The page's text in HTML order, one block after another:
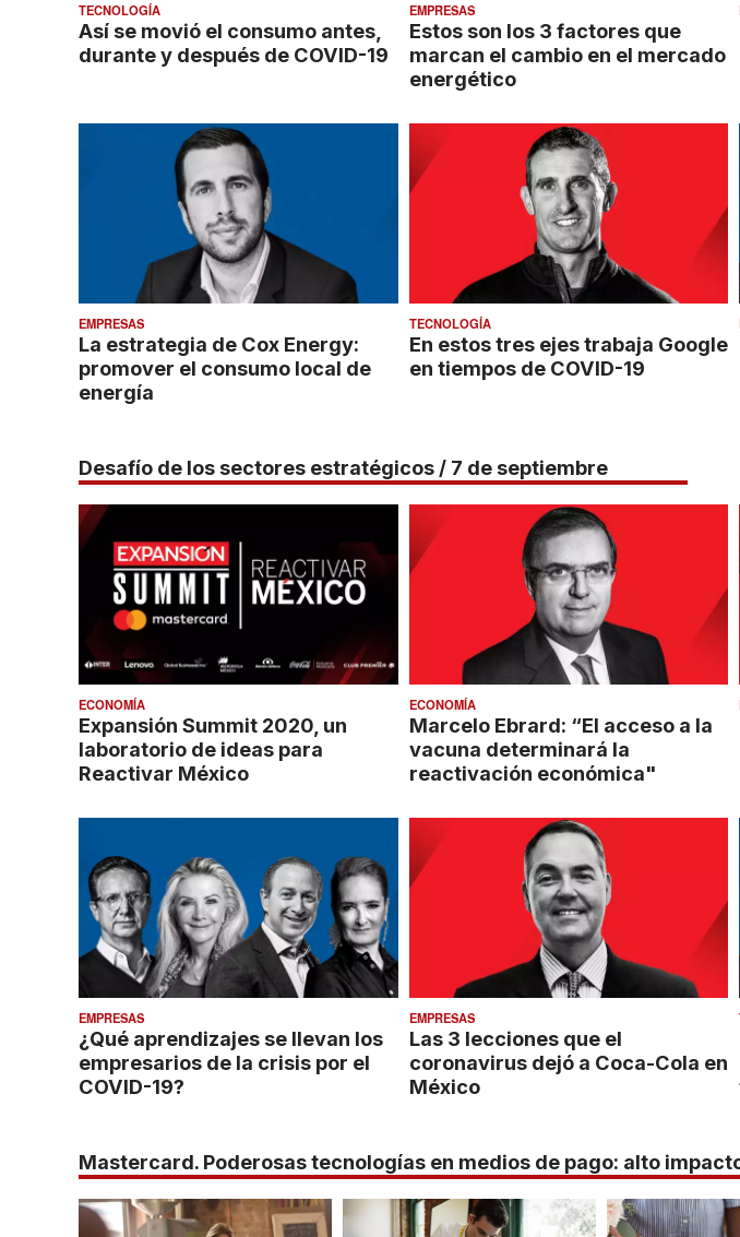
TECNOLOGÍA
Así se movió el consumo antes,
durante y después de COVID-19
EMPRESAS
Estos son los 3 factores que
marcan el cambio en el mercado
energético
EMPRESAS
La estrategia de Cox Energy:
promover el consumo local de
energía
TECNOLOGÍA
En estos tres ejes trabaja Google
en tiempos de COVID-19
Desafío de los sectores estratégicos / 7 de septiembre
ECONOMÍA
Expansión Summit 2020, un
laboratorio de ideas para
Reactivar México
ECONOMÍA
Marcelo Ebrard: “El acceso a la
vacuna determinará la
reactivación económica"
EMPRESAS
¿Qué aprendizajes se llevan los
empresarios de la crisis por el
COVID-19?
EMPRESAS
Las 3 lecciones que el
coronavirus dejó a Coca-Cola en
México
Mastercard. Poderosas tecnologías en medios de pago: alto